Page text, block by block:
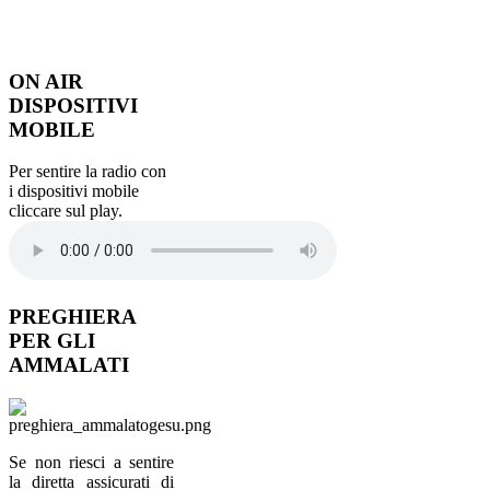
ON AIR
DISPOSITIVI
MOBILE
Per sentire la radio con
i dispositivi mobile
cliccare sul play.
PREGHIERA
PER GLI
AMMALATI
Se non riesci a sentire
la diretta assicurati di
avere il tuo browser
aggiornato. Per Internet